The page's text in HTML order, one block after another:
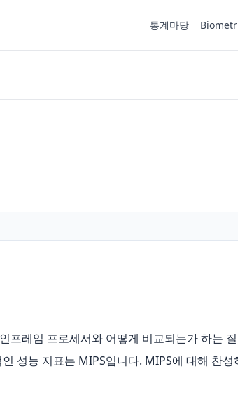
통계마당
프레임 프로세서와 어떻게 비교되는가 하는
성능 지표는 MIPS입니다. MIPS에 대해 찬성